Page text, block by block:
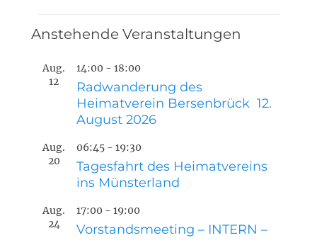
Anstehende Veranstaltungen
Aug.
12
14:00 - 18:00
Radwanderung des
Heimatverein Bersenbrück 12.
August 2026
Aug.
20
06:45 - 19:30
Tagesfahrt des Heimatvereins
ins Münsterland
Aug.
24
17:00 - 19:00
Vorstandsmeeting – INTERN –